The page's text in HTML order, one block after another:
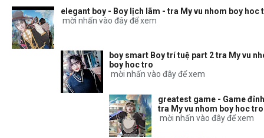
elegant boy - Boy lịch lãm - tra My vu nhom boy hoc
mời nhấn vào đây để xem
boy smart Boy trí tuệ part 2 tra My vu
boy hoc tro
mời nhấn vào đây để xem
greatest game - Game
tra My vu nhom boy hoc tro
mời nhấn vào đây để xem